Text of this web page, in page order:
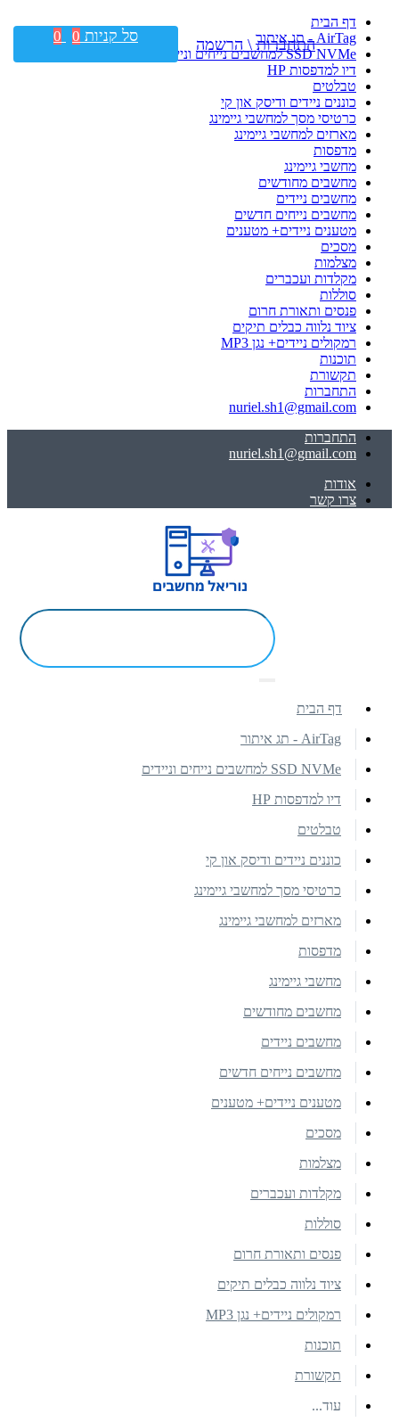
דף הבית
AirTag - תג איתור
SSD NVMe למחשבים נייחים וניידים
דיו למדפסות HP
טבלטים
כוננים ניידים ודיסק און קי
כרטיסי מסך למחשבי גיימינג
מארזים למחשבי גיימינג
מדפסות
מחשבי גיימינג
מחשבים מחודשים
מחשבים ניידים
מחשבים נייחים חדשים
מטענים ניידים+ מטענים
מסכים
מצלמות
מקלדות ועכברים
סוללות
פנסים ותאורת חרום
ציוד נלווה כבלים תיקים
רמקולים ניידים+ נגן MP3
תוכנות
תקשורת
התחברות
nuriel.sh1@gmail.com
התחברות
nuriel.sh1@gmail.com
אודות
צרו קשר
התחברות \ הרשמה סל קניות 0
0
דף הבית
AirTag - תג איתור
SSD NVMe למחשבים נייחים וניידים
דיו למדפסות HP
טבלטים
כוננים ניידים ודיסק און קי
כרטיסי מסך למחשבי גיימינג
מארזים למחשבי גיימינג
מדפסות
מחשבי גיימינג
מחשבים מחודשים
מחשבים ניידים
מחשבים נייחים חדשים
מטענים ניידים+ מטענים
מסכים
מצלמות
מקלדות ועכברים
סוללות
פנסים ותאורת חרום
ציוד נלווה כבלים תיקים
רמקולים ניידים+ נגן MP3
תוכנות
תקשורת
עוד...